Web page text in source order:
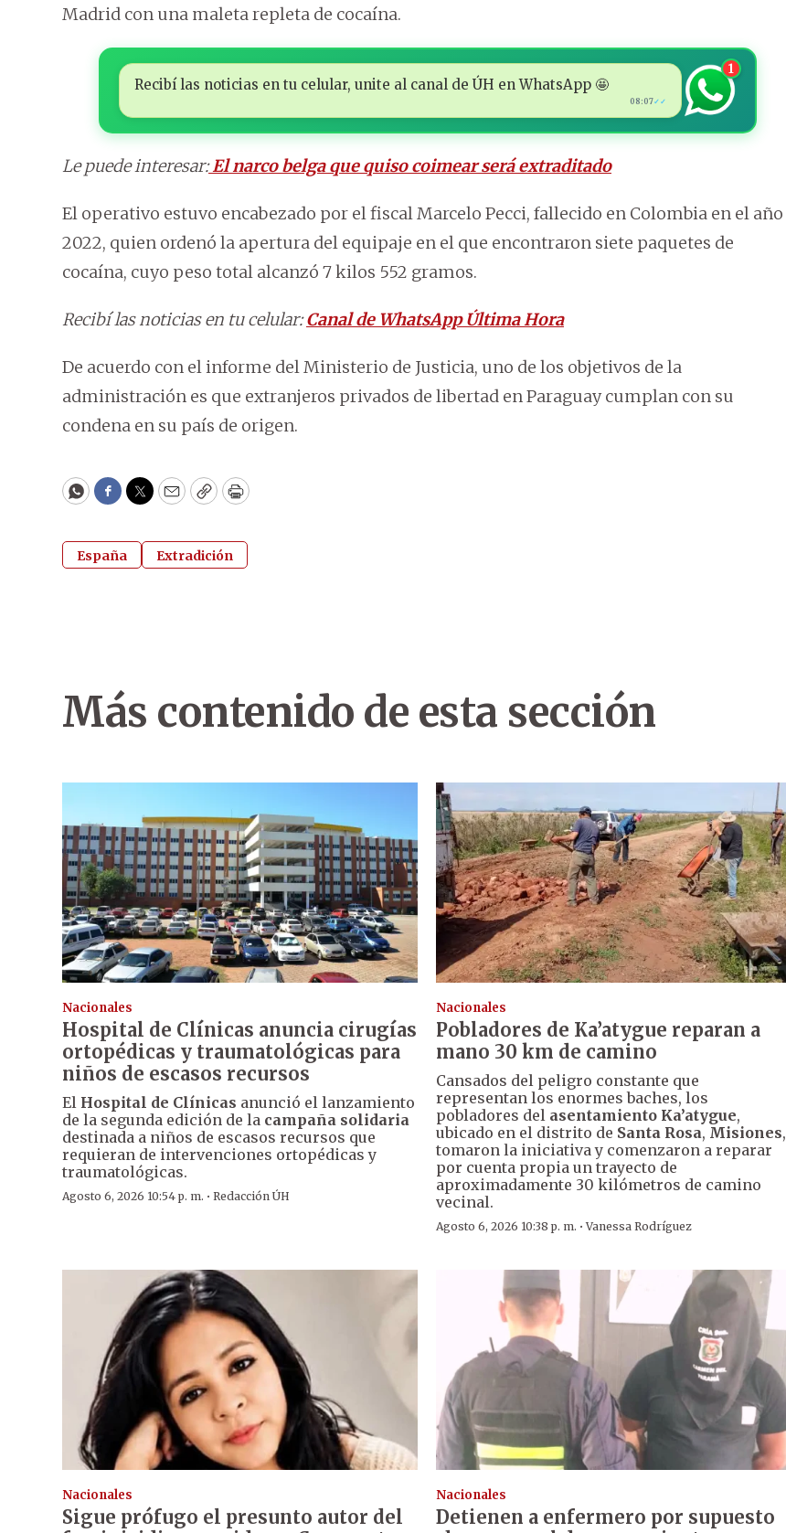
Madrid con una maleta repleta de cocaína.
Recibí las noticias en tu celular, unite al canal de ÚH en WhatsApp 🤩
08:07✓✓
1
Le puede interesar:El narco belga que quiso coimear será extraditado
El operativo estuvo encabezado por el fiscal Marcelo Pecci, fallecido en Colombia en el año
2022, quien ordenó la apertura del equipaje en el que encontraron siete paquetes de
cocaína, cuyo peso total alcanzó 7 kilos 552 gramos.
Recibí las noticias en tu celular:Canal de WhatsApp Última Hora
De acuerdo con el informe del Ministerio de Justicia, uno de los objetivos de la
administración es que extranjeros privados de libertad en Paraguay cumplan con su
condena en su país de origen.
WhatsApp
Facebook
Twitter
EmailCopyPrint
España Extradición
Más contenido de esta sección
Nacionales
Hospital de Clínicas anuncia cirugías
ortopédicas y traumatológicas para
niños de escasos recursos
El Hospital de Clínicas anunció el lanzamiento
de la segunda edición de la campaña solidaria
destinada a niños de escasos recursos que
requieran de intervenciones ortopédicas y
traumatológicas.
Agosto 6, 2026 10:54 p. m. · Redacción ÚH
Nacionales
Pobladores de Ka’atygue reparan a
mano 30 km de camino
Cansados del peligro constante que
representan los enormes baches, los
pobladores del asentamiento Ka’atygue,
ubicado en el distrito de Santa Rosa, Misiones,
tomaron la iniciativa y comenzaron a reparar
por cuenta propia un trayecto de
aproximadamente 30 kilómetros de camino
vecinal.
Agosto 6, 2026 10:38 p. m. ·Vanessa Rodríguez
Nacionales
Sigue prófugo el presunto autor del
Nacionales
Detienen a enfermero por supuesto